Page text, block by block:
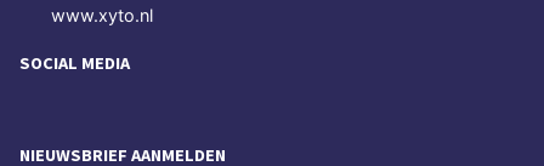
www.xyto.nl
SOCIAL MEDIA
NIEUWSBRIEF AANMELDEN